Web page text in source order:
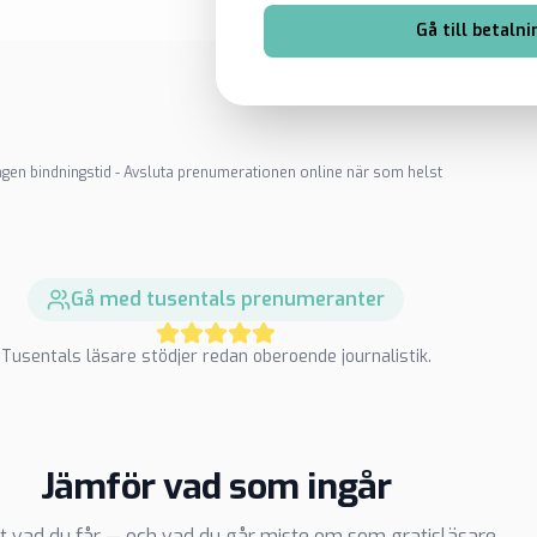
Gå till
bindningstid - Avsluta prenumerationen online när som helst
Gå med tusentals prenumeranter
Tusentals läsare stödjer redan oberoende journalistik.
Jämför vad som ingår